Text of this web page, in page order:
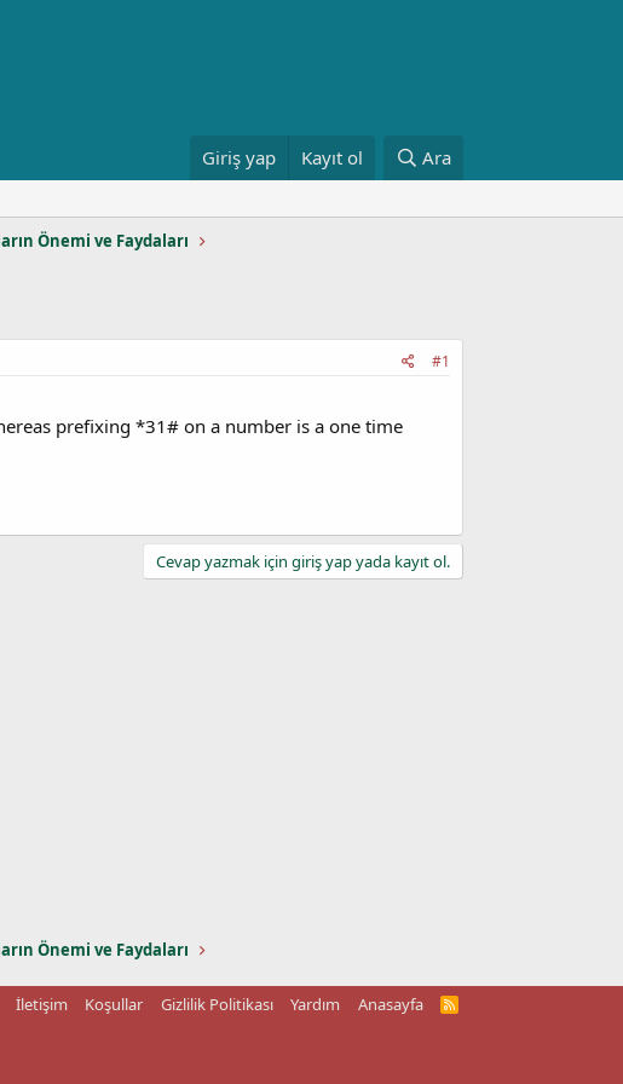
Giriş yap Kayıt ol Ara
Önemi ve Faydaları
#1
prefixing *31# on a number is a one time
Cevap yazmak için giriş yap yada kayıt ol.
Önemi ve Faydaları
İletişim Koşullar Gizlilik Politikası Yardım Anasayfa
R